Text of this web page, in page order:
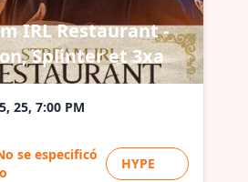
IRL Restaurant -
Splinter et 3xa
25, 7:00 PM
se especificó
HYPE